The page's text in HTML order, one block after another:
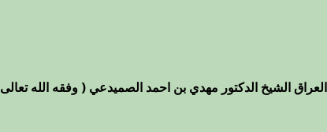
الشيخ الدكتور مهدي بن احمد الصميدعي ( وفقه الله تعالى